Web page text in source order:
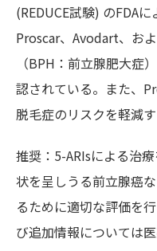
(REDUCE試験) のFDA
Proscar、Avodart、お
（BPH：前立腺肥大症
認されている。また、
脱毛症のリスクを軽減
推奨：5-ARIsによる治
状を呈しうる前立腺癌
るために適切な評価を
び追加情報については